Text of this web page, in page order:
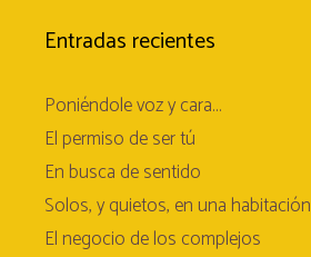
Entradas recientes
Poniéndole voz y cara…
El permiso de ser tú
En busca de sentido
Solos, y quietos, en una habitación
El negocio de los complejos